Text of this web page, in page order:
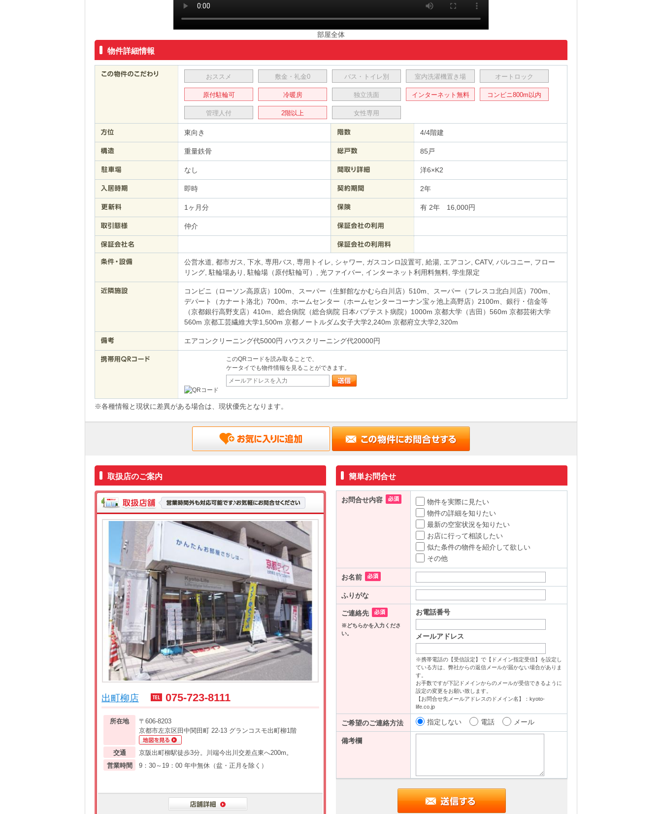
部屋全体
物件詳細情報
おススメ 敷金・礼金0 バス・トイレ別 室内洗濯機置き場 オートロック
原付駐輪可 冷暖房 独立洗面 インターネット無料 コンビニ800m以内
管理人付 2階以上 女性専用
東向き 4/4階建
重量鉄骨 85戸
なし 洋6×K2
即時 2年
1ヶ月分 有 2年 16,000円
仲介
公営水道, 都市ガス, 下水, 専用バス, 専用トイレ, シャワー, ガスコンロ設置可, 給湯, エアコン, CATV, バルコニー, フロー
リング, 駐輪場あり, 駐輪場（原付駐輪可）, 光ファイバー, インターネット利用料無料, 学生限定
コンビニ（ローソン高原店）100m、スーパー（生鮮館なかむら白川店）510m、スーパー（フレスコ北白川店）700m、
デパート（カナート洛北）700m、ホームセンター（ホームセンターコーナン宝ヶ池上高野店）2100m、銀行・信金等
（京都銀行高野支店）410m、総合病院（総合病院 日本バプテスト病院）1000m 京都大学（吉田）560m 京都芸術大学
560m 京都工芸繊維大学1,500m 京都ノートルダム女子大学2,240m 京都府立大学2,320m
エアコンクリーニング代5000円 ハウスクリーニング代20000円
このQRコードを読み取ることで、
ケータイでも物件情報を見ることができます。
※各種情報と現状に差異がある場合は、現状優先となります。
取扱店のご案内
出町柳店 075-723-8111
所在地
〒606-8203
京都市左京区田中関田町 22-13 グランコスモ出町柳1階
交通
京阪出町柳駅徒歩3分。川端今出川交差点東へ200m。
営業時間
9：30～19：00 年中無休（盆・正月を除く）
簡単お問合せ